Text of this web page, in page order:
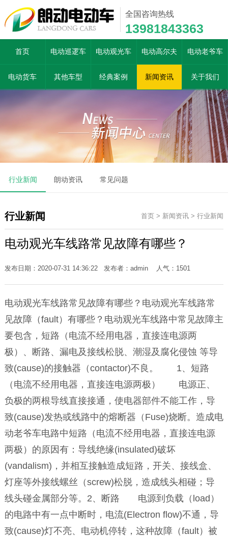
全国咨询热线
13981843363
首页 电动巡逻车 电动观光车 电动高尔夫 电动老爷车
电动货车 其他车型 经典案例 新闻资讯 关于我们
行业新闻 朗动资讯 常见问题
首页 > 新闻资讯 >行业新闻
行业新闻
电动观光车线路常见故障有哪些？
发布日期：2020-07-31 14:36:22 发布者：admin 人气： 1501
电动观光车线路常见故障有哪些？电动观光车线路常
见故障（fault）有哪些？电动观光车线路中常见故障主
要包含，短路（电流不经用电器，直接连电源两
极）、断路、漏电及接线松脱、潮湿及腐化侵蚀 等导
致(cause)的接触器（contactor)不良。 1、短路
（电流不经用电器，直接连电源两极） 电源正、
负极的两根导线直接接通，使电器部件不能工作，导
致(cause)发热或线路中的熔断器（Fuse)烧断。造成电
动老爷车电路中短路（电流不经用电器，直接连电源
两极）的原因有：导线绝缘(insulated)破坏
(vandalism)，并相互接触造成短路，开关、接线盒、
灯座等外接线螺丝（screw)松脱，造成线头相碰；导
线头碰金属部分等。2、断路 电源到负载（load）
的电路中有一点中断时，电流(Electron flow)不通，导
致(cause)灯不亮、电动机停转，这种故障（fault）被